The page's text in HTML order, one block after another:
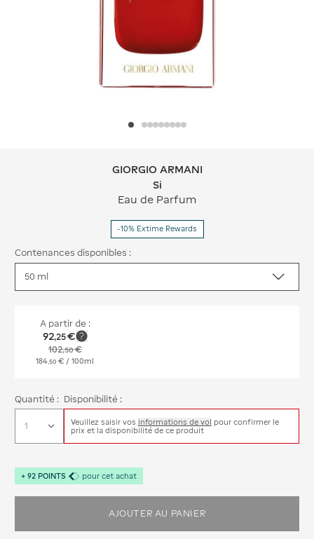
GIORGIO ARMANI Si
GIORGIO ARMANI
Si
Eau de Parfum
-10% Extime Rewards
Contenances disponibles :
A partir de :
92,25€
102,50€
184 50 € / 100ml
Quantité : Disponibilité :
Veuillez saisir vos informations de vol pour confirmer le
prix et la disponibilité de ce produit
+ 92 POINTS pour cet achat
AJOUTER AU PANIER